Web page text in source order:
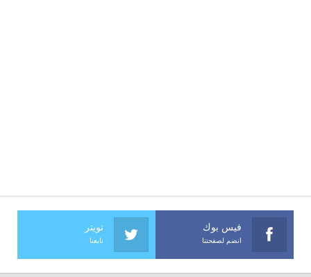
فيس بوك
انضم لصفحتنا
تويتر
تابعنا